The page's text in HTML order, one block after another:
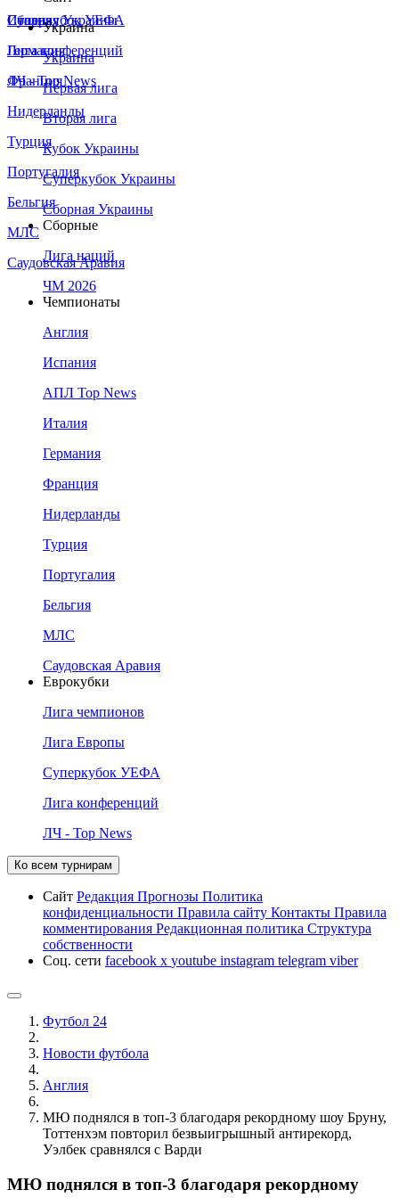
Сборная Украины
Италия
Германия
Франция
Нидерланды
Турция
Португалия
Бельгия
МЛС
Саудовская Аравия
Суперкубок УЕФА
Лига конференций
ЛЧ - Top News
Украина
Украина
Первая лига
Вторая лига
Кубок Украины
Суперкубок Украины
Сборная Украины
Сборные
Лига наций
ЧМ 2026
Чемпионаты
Англия
Испания
АПЛ Top News
Италия
Германия
Франция
Нидерланды
Турция
Португалия
Бельгия
МЛС
Саудовская Аравия
Еврокубки
Лига чемпионов
Лига Европы
Суперкубок УЕФА
Лига конференций
ЛЧ - Top News
Ко всем турнирам
Сайт Редакция Прогнозы Политика
конфиденциальности Правила сайту Контакты Правила
комментирования Редакционная политика Структура
собственности
Соц. сети facebook x youtube instagram telegram viber
Футбол 24
Новости футбола
Англия
МЮ поднялся в топ-3 благодаря рекордному шоу Бруну,
Тоттенхэм повторил безвыигрышный антирекорд,
Уэлбек сравнялся с Варди
МЮ поднялся в топ-3 благодаря рекордному